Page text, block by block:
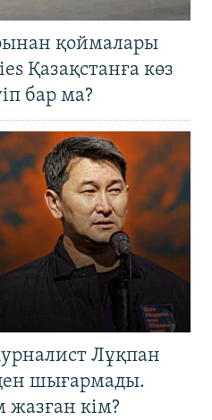
қоймалары
Қазақстанға көз
бар ма?
Лұқпан
шығармады.
кім?